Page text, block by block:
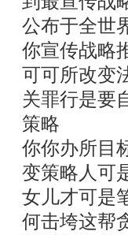
公布于全世
你宣传战略
可可所改变
关罪行是要
策略
你你办所目
变策略人可
女儿才可是
何击垮这帮